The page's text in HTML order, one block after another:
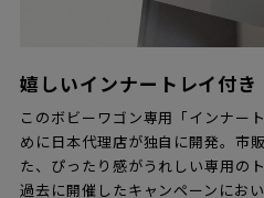
嬉しいインナートレイ付き
このボビーワゴン専用「インナー
めに日本代理店が独自に開発。市
た、ぴったり感がうれしい専用のト
過去に開催したキャンペーンにお